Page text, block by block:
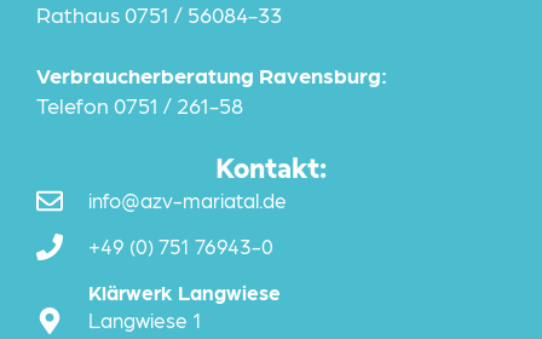
Rathaus 0751 / 56084-33
Verbraucherberatung Ravensburg:
Telefon 0751 / 261-58
Kontakt:
info@azv-mariatal.de
+49 (0) 751 76943-0
Klärwerk Langwiese
Langwiese 1